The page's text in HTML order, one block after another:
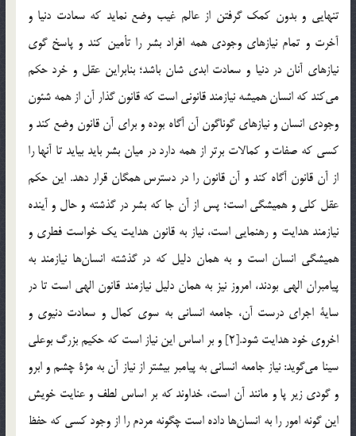
تنهايي و بدون كمك گرفتن از عالم غيب وضع نمايد كه سعادت دنيا و
آخرت و تمام نيازهاي وجودي همه افراد بشر را تأمين كند و پاسخ گوي
نيازهاي آنان در دنيا و سعادت ابدي شان باشد؛ بنابراين عقل و خرد حكم
مي‌كند كه انسان هميشه نيازمند قانوني است كه قانون گذار آن از همه شئون
وجودي انسان و نيازهاي گوناگون آن آگاه بوده و براي آن قانون وضع كند و
كسي كه صفات و كمالات برتر از همه دارد در ميان بشر بايد بيايد تا آنها را
از آن قانون آگاه كند و آن قانون را در دسترس همگان قرار دهد. اين حكم
عقل كلي و هميشگي است؛ پس از آن جا كه بشر در گذشته و حال و آينده
نيازمند هدايت و رهنمايي است، ‌نياز به قانون هدايت يك خواست فطري و
هميشگي انسان است و به همان دليل كه در گذشته انسان‌ها نيازمند به
پيامبران الهي بودند، امروز نيز به همان دليل نيازمند قانون الهي است تا در
ساية اجراي درست آن، جامعه انساني به سوي كمال و سعادت دنيوي و
اخروي خود هدايت شود.[2] و بر اساس اين نياز است كه حكيم بزرگ بوعلي
سينا مي‌گويد: نياز جامعه انساني به پيامبر بيشتر از نياز آن به مژة چشم و ابرو
و گودي زير پا و مانند آن است، خداوند كه بر اساس لطف و عنايت خويش
اين گونه امور را به انسان‌ها داده است چگونه مردم را از وجود كسي كه حفظ